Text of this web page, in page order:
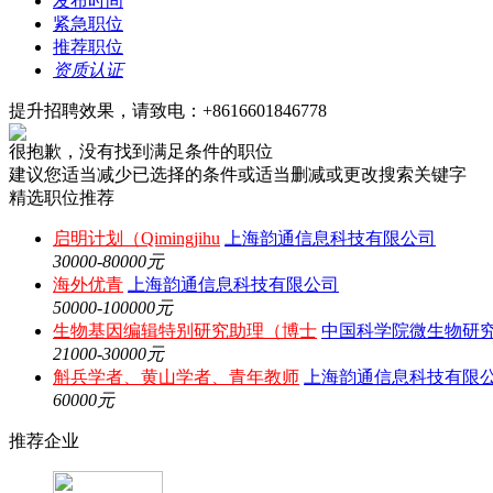
紧急职位
推荐职位
资质认证
提升招聘效果，请致电：+8616601846778
很抱歉，没有找到满足条件的职位
建议您适当减少已选择的条件或适当删减或更改搜索关键字
精选职位推荐
启明计划（Qimingjihu
上海韵通信息科技有限公司
30000-80000元
海外优青
上海韵通信息科技有限公司
50000-100000元
生物基因编辑特别研究助理（博士 中国科学院微生物研
21000-30000元
斛兵学者、黄山学者、青年教师
上海韵通信息科技有限
60000元
推荐企业